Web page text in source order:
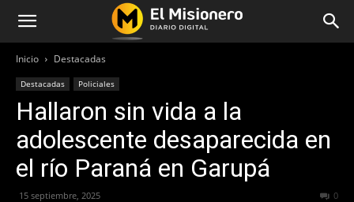
Inicio Destacadas
Destacadas Policiales
Hallaron sin vida a la
adolescente desaparecida en
el río Paraná en Garupá
15 septiembre, 2025 0